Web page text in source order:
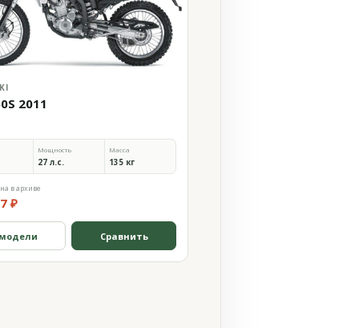
2011
Мощность
27 л.с.
Масса
135 кг
в архиве
₽
Сравнить